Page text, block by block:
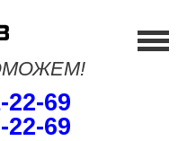
22-69
22-69